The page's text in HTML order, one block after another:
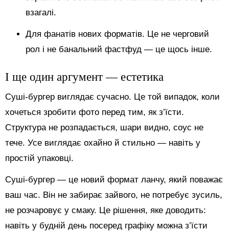
взагалі.
Для фанатів нових форматів. Це не черговий
рол і не банальний фастфуд — це щось інше.
І ще один аргумент — естетика
Суші-бургер виглядає сучасно. Це той випадок, коли
хочеться зробити фото перед тим, як з’їсти.
Структура не розпадається, шари видно, соус не
тече. Усе виглядає охайно й стильно — навіть у
простій упаковці.
Суші-бургер — це новий формат ланчу, який поважає
ваш час. Він не забирає зайвого, не потребує зусиль,
не розчаровує у смаку. Це рішення, яке доводить:
навіть у будній день посеред графіку можна з’їсти